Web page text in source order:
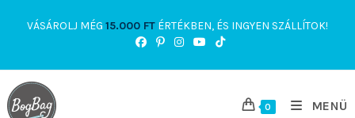
VÁSÁROLJ MÉG 15.000 FT ÉRTÉKBEN, ÉS INGYEN SZÁLLÍTOK!
0 MENÜ